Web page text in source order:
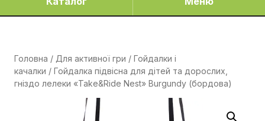
Головна / Для активної гри / Гойдалки і
качалки / Гойдалка підвісна для дітей та дорослих,
гніздо лелеки «Take&Ride Nest» Burgundy (бордова)